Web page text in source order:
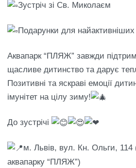
Зустріч зі Св. Миколаєм
Подарунки для
Аквапарк “ПЛЯЖ” завжди
щасливе дитинство та дарує
Позитивні та яскраві емоції
імунітет на цілу зиму!
До зустрічі
м. Львів, вул. Кн. Ольги, 114
аквапарку “ПЛЯЖ”)